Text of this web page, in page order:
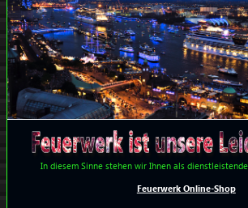
In diesem Sinne stehen wir Ihnen als
Feuerwerk Online-Shop